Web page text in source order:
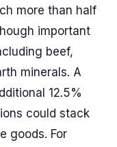
more than half
important
beef,
minerals. A
12.5%
could stack
goods. For